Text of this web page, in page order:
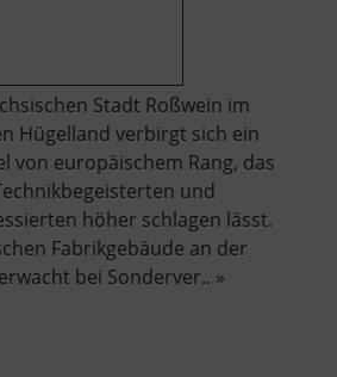
Stadt Roßwein im
Hügelland verbirgt sich ein
von europäischem Rang, das
und
höher schlagen lässt.
Fabrikgebäude an der
bei Sonderver.. »